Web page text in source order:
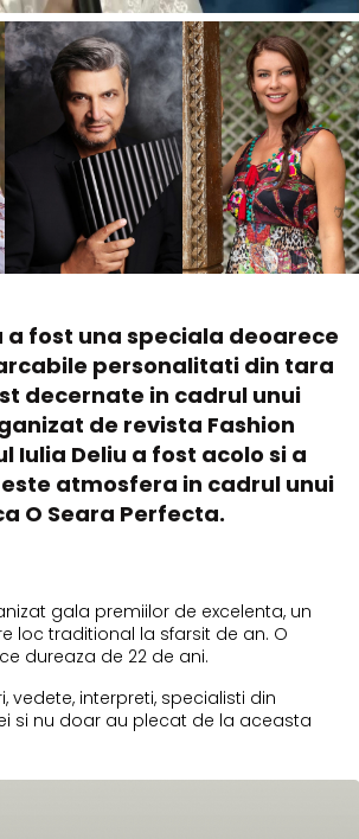
fost una speciala deoarece
personalitati din tara
decernate in cadrul unui
de revista Fashion
Iulia Deliu a fost acolo si a
atmosfera in cadrul unui
O Seara Perfecta.
gala premiilor de excelenta, un
loc traditional la sfarsit de an. O
dureaza de 22 de ani.
vedete, interpreti, specialisti din
si nu doar au plecat de la aceasta